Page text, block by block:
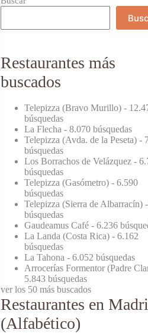
Restaurantes más
buscados
Telepizza (Bravo Murillo) -
búsquedas
La Flecha - 8.070 búsquedas
Telepizza (Avda. de la Peseta) -
búsquedas
Los Borrachos de Velázquez -
búsquedas
Telepizza (Gasómetro) - 6.590
búsquedas
Telepizza (Sierra de Albarracín)
búsquedas
Gaudeamus Café - 6.236
La Landa (Costa Rica) - 6.162
búsquedas
La Tahona - 6.052 búsquedas
Arrocerías Formentor (Padre
5.843 búsquedas
ver los 50 más buscados
Restaurantes en
(Alfabético)